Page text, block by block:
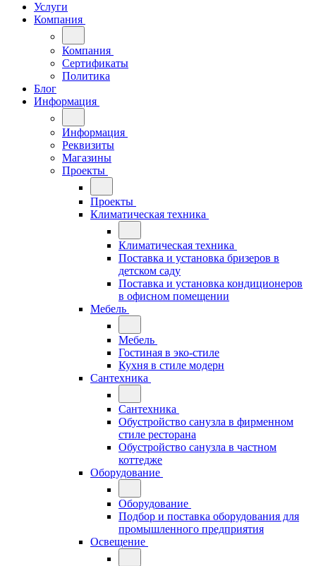
Услуги
Компания
Компания
Сертификаты
Политика
Блог
Информация
Информация
Реквизиты
Магазины
Проекты
Проекты
Климатическая техника
Климатическая техника
Поставка и установка бризеров в
детском саду
Поставка и установка кондиционеров
в офисном помещении
Мебель
Мебель
Гостиная в эко-стиле
Кухня в стиле модерн
Сантехника
Сантехника
Обустройство санузла в фирменном
стиле ресторана
Обустройство санузла в частном
коттедже
Оборудование
Оборудование
Подбор и поставка оборудования для
промышленного предприятия
Освещение